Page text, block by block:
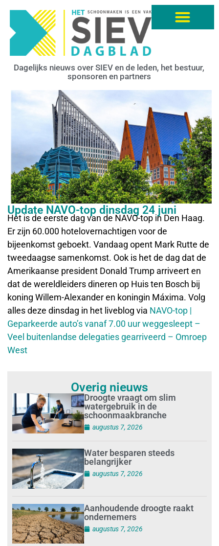
Dagelijks nieuws over SIEV en de leden, het bestuur,
sponsoren en partners
Update NAVO-top dinsdag 24 juni
Het is de eerste dag van de NAVO-top in Den Haag.
Er zijn 60.000 hotelovernachtigen voor de
bijeenkomst geboekt. Vandaag opent Mark Rutte de
tweedaagse samenkomst. Ook is het de dag dat de
Amerikaanse president Donald Trump arriveert en
dat de wereldleiders dineren op Huis ten Bosch bij
koning Willem-Alexander en koningin Máxima. Volg
alles deze dinsdag in het liveblog via NAVO-top |
Geparkeerde auto’s vanaf 7.00 uur weggesleept –
Veel buitenlandse delegaties gearriveerd – Omroep
West
Overig nieuws
Droogte vraagt om slim
watergebruik in de
schoonmaakbranche
augustus 7, 2026
Water besparen steeds
belangrijker
augustus 7, 2026
Aanhoudende droogte raakt
ondernemers
augustus 7, 2026